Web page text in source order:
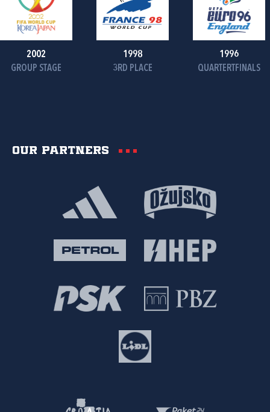
2002
GROUP STAGE
1998
3RD PLACE
1996
QUARTERTFINALS
Our partners